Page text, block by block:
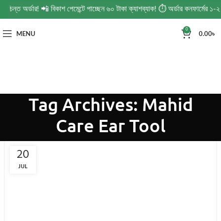
অর্ডার! 📲 বিকাশ পেমেন্টে পাচ্ছেন ৬০ টাকা ক্যাশব্যাক! ⏱️ অর্ডার
MENU 0 0.00৳
Tag Archives: Mahid
Care Ear Tool
20
JUL